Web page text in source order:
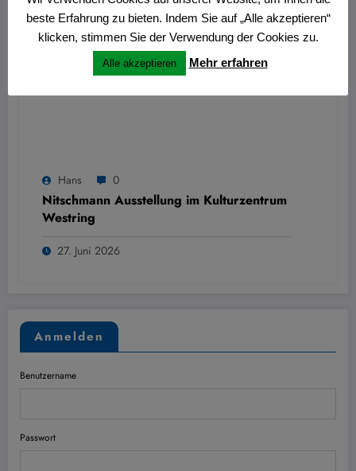
Hans 0
Nitschmann Ausstellung im Kulturzentrum
Westring
27. Juni 2026
Anmelden
Benutzername
Passwort
beste Erfahrung zu bieten. Indem Sie auf „Alle akzeptieren“
klicken, stimmen Sie der Verwendung der Cookies zu.
Alle akzeptieren Mehr erfahren